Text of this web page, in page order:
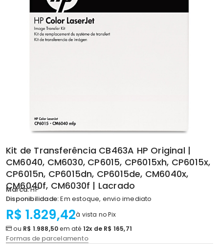
Kit de Transferência CB463A HP Original |
CM6040, CM6030, CP6015, CP6015xh, CP6015x,
CP6015n, CP6015dn, CP6015de, CM6040x,
CM6040f, CM6030f | Lacrado
Marca:HP
Disponibilidade:Em estoque, envio imediato
R$ 1.829,42à vista no Pix
ou R$ 1.988,50em até 12x de R$ 165,71
Formas de parcelamento